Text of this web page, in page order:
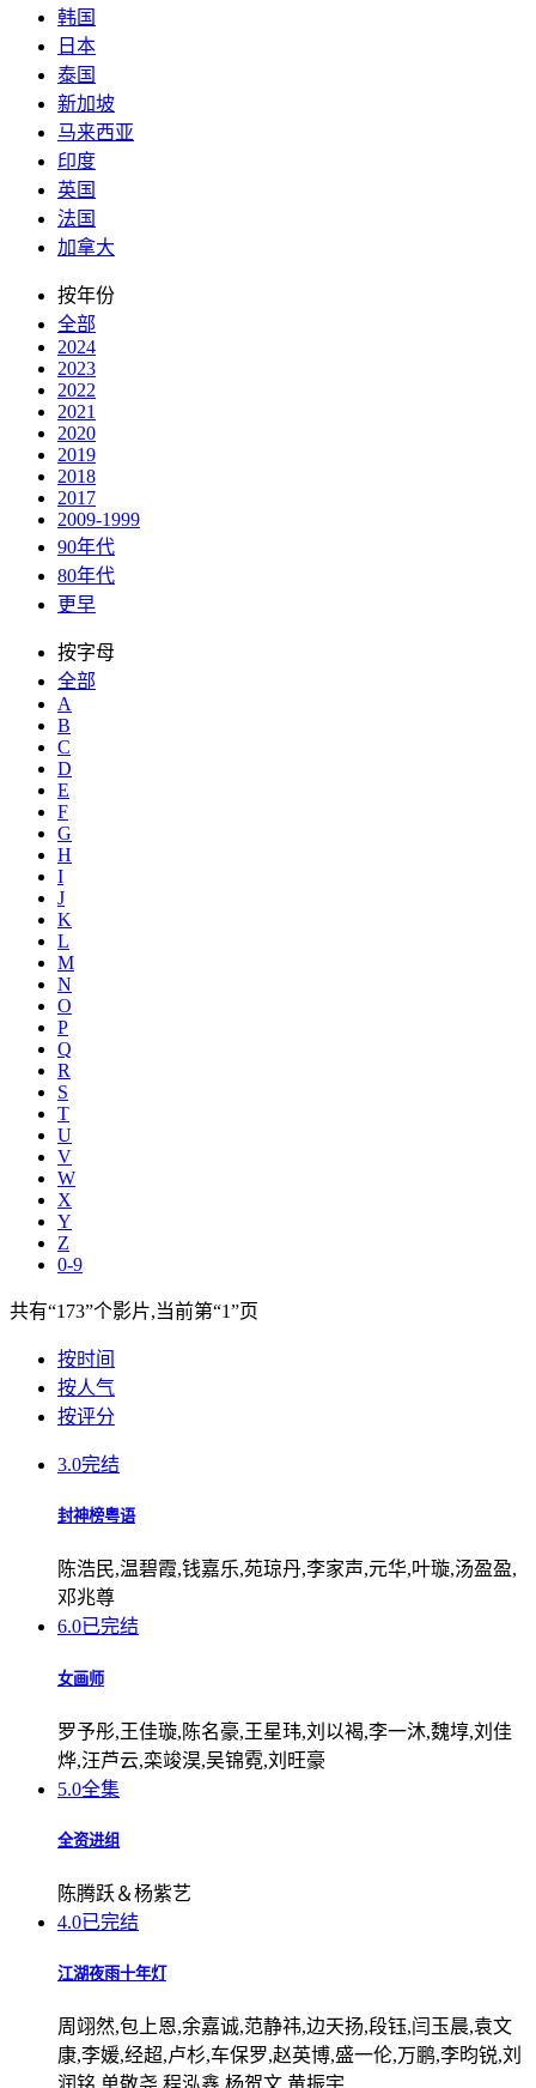
韩国
日本
泰国
新加坡
马来西亚
印度
英国
法国
加拿大
按年份
全部
2024
2023
2022
2021
2020
2019
2018
2017
2009-1999
90年代
80年代
更早
按字母
全部
A
B
C
D
E
F
G
H
I
J
K
L
M
N
O
P
Q
R
S
T
U
V
W
X
Y
Z
0-9
共有“173”个影片,当前第“1”页
按时间
按人气
按评分
3.0完结
封神榜粤语
陈浩民,温碧霞,钱嘉乐,苑琼丹,李家声,元华,叶璇,汤盈盈,
邓兆尊
6.0已完结
女画师
罗予彤,王佳璇,陈名豪,王星玮,刘以褐,李一沐,魏埻,刘佳
烨,汪芦云,栾竣淏,吴锦霓,刘旺豪
5.0全集
全资进组
陈腾跃＆杨紫艺
4.0已完结
江湖夜雨十年灯
周翊然,包上恩,余嘉诚,范静祎,边天扬,段钰,闫玉晨,袁文
康,李媛,经超,卢杉,车保罗,赵英博,盛一伦,万鹏,李昀锐,刘